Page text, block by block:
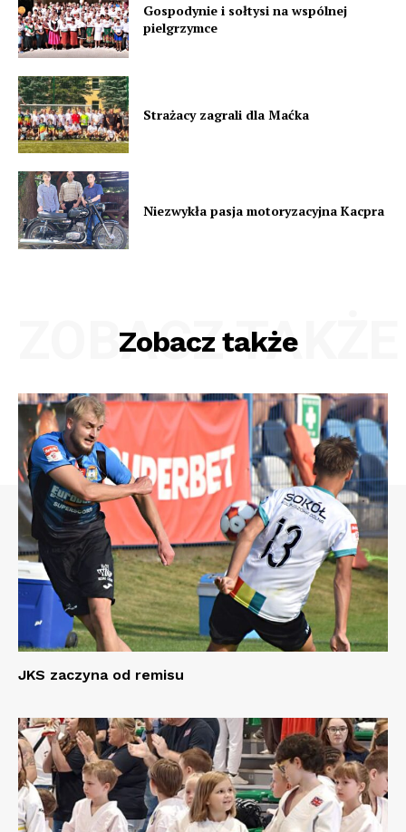
Gospodynie i sołtysi na wspólnej
pielgrzymce
Strażacy zagrali dla Maćka
Niezwykła pasja motoryzacyjna Kacpra
Zobacz także
ZOBACZ TAKŻE
JKS zaczyna od remisu